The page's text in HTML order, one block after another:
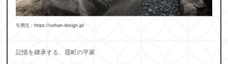
記憶を継承する、霞町の平家
引用元：https://rurban-design.jp/